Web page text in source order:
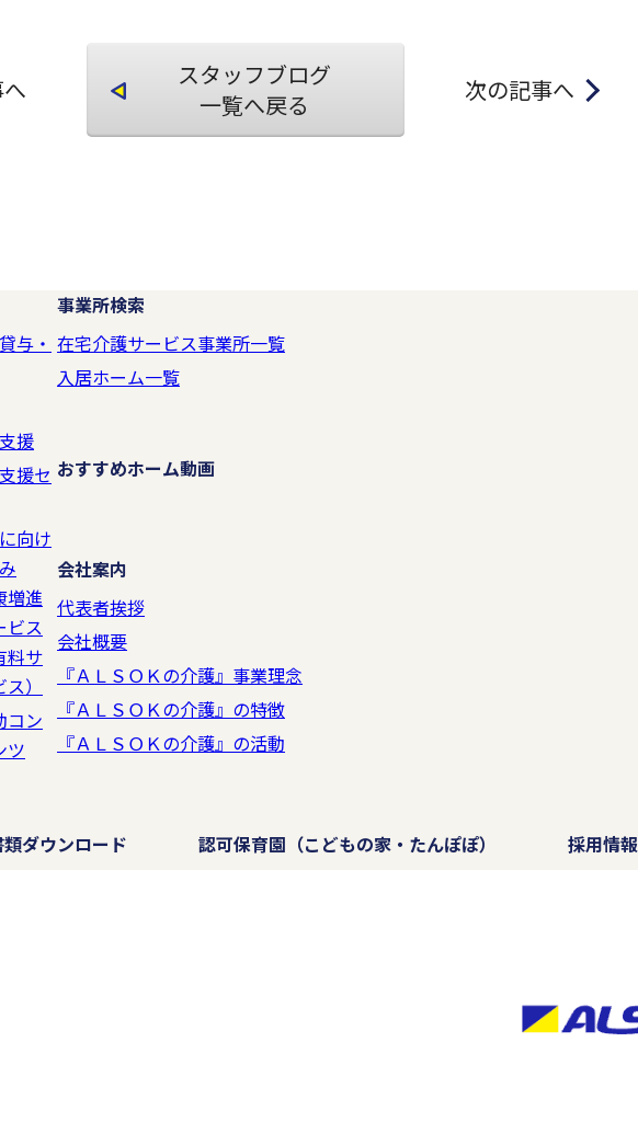
次の記事へ
スタッフブログ
一覧へ戻る
与・
援
援セ
向け
増進
ビス
料サ
）
コン
ツ
事業所検索
在宅介護サービス事業所一覧
入居ホーム一覧
おすすめホーム動画
会社案内
代表者挨拶
会社概要
『ＡＬＳＯＫの介護』事業理念
『ＡＬＳＯＫの介護』の特徴
『ＡＬＳＯＫの介護』の活動
ダウンロード 認可保育園 （こどもの家・たんぽぽ） 採用情報